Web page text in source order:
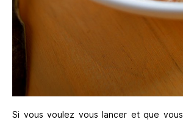
Si vous voulez vous lancer et que vous